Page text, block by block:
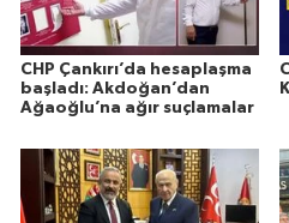
CHP Çankırı’da hesaplaşma
başladı: Akdoğan’dan
Ağaoğlu’na ağır suçlamalar